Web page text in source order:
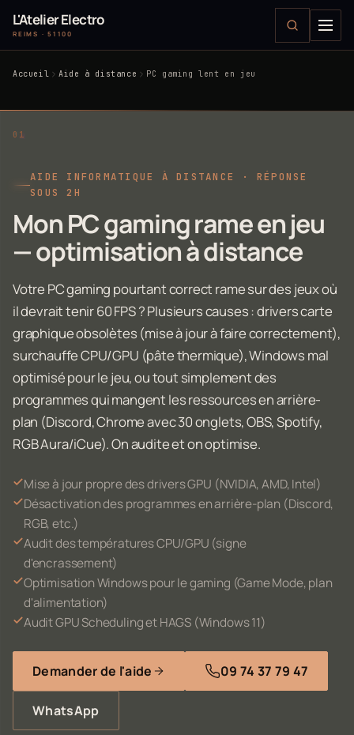
L'Atelier Electro
REIMS · 51100
Accueil Aide à distance PC gaming lent en jeu
AIDE INFORMATIQUE À DISTANCE · RÉPONSE
SOUS 2H
Mon PC gaming rame en jeu
— optimisation à distance
Votre PC gaming pourtant correct rame sur des jeux où
il devrait tenir 60 FPS ? Plusieurs causes : drivers carte
graphique obsolètes (mise à jour à faire correctement),
surchauffe CPU/GPU (pâte thermique), Windows mal
optimisé pour le jeu, ou tout simplement des
programmes qui mangent les ressources en arrière-
plan (Discord, Chrome avec 30 onglets, OBS, Spotify,
RGB Aura/iCue). On audite et on optimise.
Mise à jour propre des drivers GPU (NVIDIA, AMD, Intel)
Désactivation des programmes en arrière-plan (Discord,
RGB, etc.)
Audit des températures CPU/GPU (signe
d'encrassement)
Optimisation Windows pour le gaming (Game Mode, plan
d'alimentation)
Audit GPU Scheduling et HAGS (Windows 11)
Demander de l'aide 09 74 37 79 47
WhatsApp